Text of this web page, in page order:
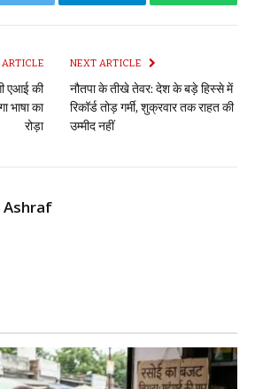
Twitter Telegram
एआई की
भाषा का
रोड़ा
NEXT ARTICLE
नौतपा के तीखे तेवर: देश के बड़े हिस्से में
रिकॉर्ड तोड़ गर्मी, शुक्रवार तक राहत की
उम्मीद नहीं
Ashraf